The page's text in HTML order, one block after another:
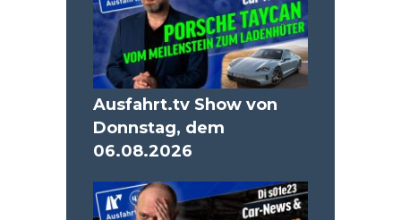
Ausfahrt.tv Show von
Donnstag, dem
06.08.2026